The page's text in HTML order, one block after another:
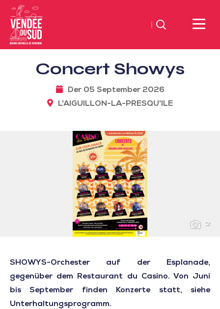
Sud
Vendée
TourismusSüd
Suchen
Concert Showys
Der 05 September 2026
L'AIGUILLON-LA-PRESQU'ILE
2
SHOWYS-Orchester auf der Esplanade,
gegenüber dem Restaurant du Casino. Von Juni
bis September finden Konzerte statt, siehe
Unterhaltungsprogramm.